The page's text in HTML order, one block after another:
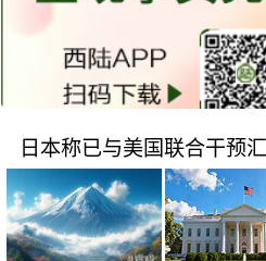
日本称已与美国联合干预